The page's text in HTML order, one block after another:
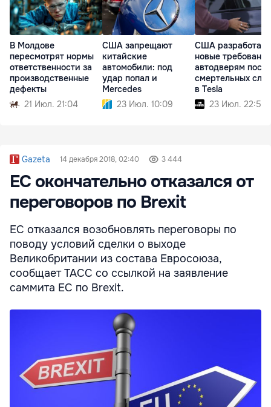
В Молдове
пересмотрят нормы
ответственности за
производственные
дефекты
21 Июл. 21:04
США запрещают
китайские
автомобили: под
удар попал и
Mercedes
23 Июл. 10:09
США
новые
автодверям после
смертельных
в Tesla
23 Июл. 22:53
Gazeta 14 декабря 2018, 02:40 3 444
ЕС окончательно отказался от
переговоров по Brexit
ЕС отказался возобновлять переговоры по
поводу условий сделки о выходе
Великобритании из состава Евросоюза,
сообщает ТАСС со ссылкой на заявление
саммита ЕС по Brexit.